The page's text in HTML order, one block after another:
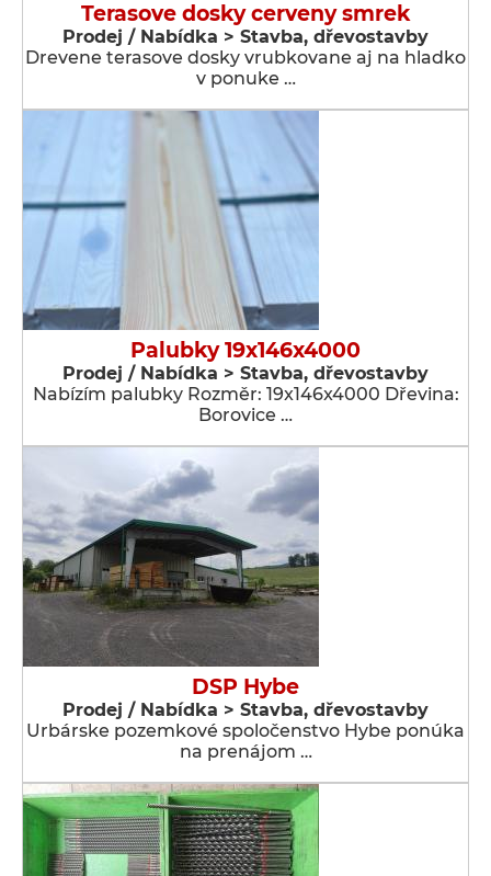
Terasove dosky cerveny smrek
Prodej / Nabídka > Stavba, dřevostavby
Drevene terasove dosky vrubkovane aj na hladko
v ponuke …
Palubky 19x146x4000
Prodej / Nabídka > Stavba, dřevostavby
Nabízím palubky Rozměr: 19x146x4000 Dřevina:
Borovice …
DSP Hybe
Prodej / Nabídka > Stavba, dřevostavby
Urbárske pozemkové spoločenstvo Hybe ponúka
na prenájom …